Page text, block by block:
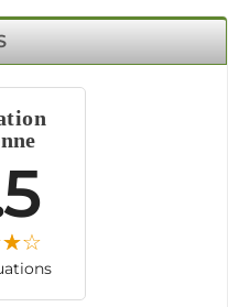
réel de l'état de votre
le détecteur de fumée